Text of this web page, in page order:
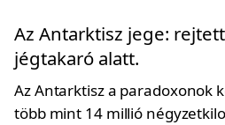
Az Antarktisz jege:
jégtakaró alatt.
Az Antarktisz a paradoxonok
több mint 14 millió